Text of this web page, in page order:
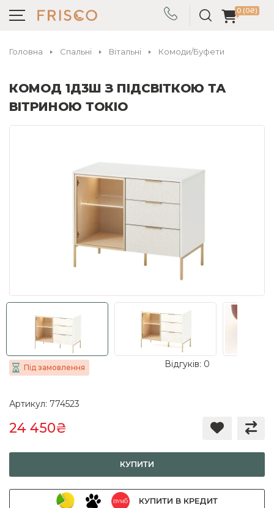
0 (0₴)
Головна Спальні Вітальні Комоди/Буфети
КОМОД 1Д3Ш З ПІДСВІТКОЮ ТА
ВІТРИНОЮ ТОКІО
Під замовлення Відгуків: 0
Артикул: 774523
24 450₴
КУПИТИ
КУПИТИ В КРЕДИТ